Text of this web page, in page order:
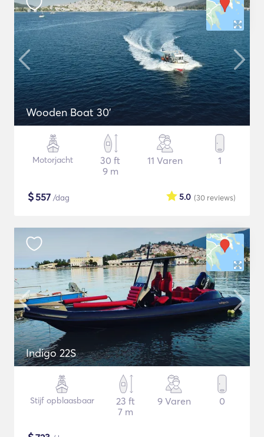
Wooden Boat 30'
Motorjacht
30 ft
9 m
11 Varen 1
$557 /dag (30 reviews)
5.0
Indigo 22S
Stijf opblaasbaar
23 ft
7 m
9 Varen 0